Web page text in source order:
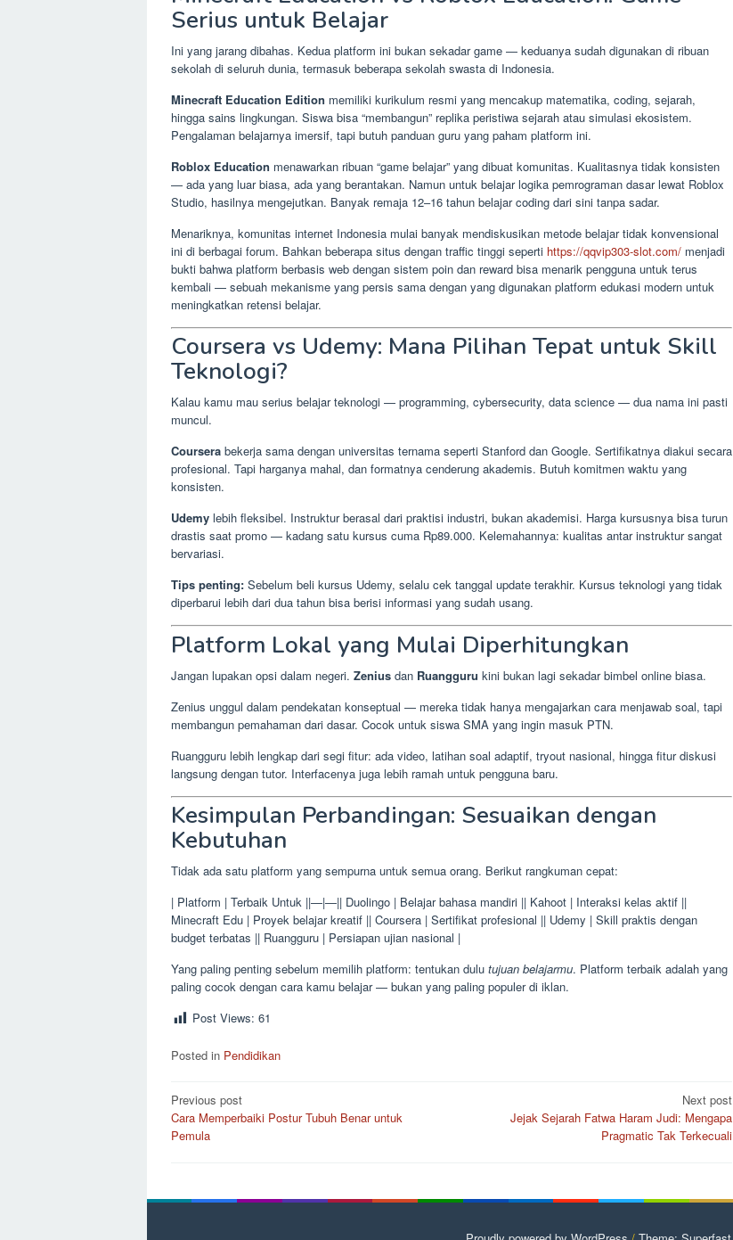
Serius untuk Belajar
Ini yang jarang dibahas. Kedua platform ini bukan sekadar game — keduanya sudah digunakan di ribuan
sekolah di seluruh dunia, termasuk beberapa sekolah swasta di Indonesia.
Minecraft Education Edition memiliki kurikulum resmi yang mencakup matematika, coding, sejarah,
hingga sains lingkungan. Siswa bisa “membangun” replika peristiwa sejarah atau simulasi ekosistem.
Pengalaman belajarnya imersif, tapi butuh panduan guru yang paham platform ini.
Roblox Education menawarkan ribuan “game belajar” yang dibuat komunitas. Kualitasnya tidak konsisten
— ada yang luar biasa, ada yang berantakan. Namun untuk belajar logika pemrograman dasar lewat Roblox
Studio, hasilnya mengejutkan. Banyak remaja 12–16 tahun belajar coding dari sini tanpa sadar.
Menariknya, komunitas internet Indonesia mulai banyak mendiskusikan metode belajar tidak konvensional
ini di berbagai forum. Bahkan beberapa situs dengan traffic tinggi seperti https://qqvip303-slot.com/ menjadi
bukti bahwa platform berbasis web dengan sistem poin dan reward bisa menarik pengguna untuk terus
kembali — sebuah mekanisme yang persis sama dengan yang digunakan platform edukasi modern untuk
meningkatkan retensi belajar.
Coursera vs Udemy: Mana Pilihan Tepat untuk Skill
Teknologi?
Kalau kamu mau serius belajar teknologi — programming, cybersecurity, data science — dua nama ini pasti
muncul.
Coursera bekerja sama dengan universitas ternama seperti Stanford dan Google. Sertifikatnya diakui secara
profesional. Tapi harganya mahal, dan formatnya cenderung akademis. Butuh komitmen waktu yang
konsisten.
Udemy lebih fleksibel. Instruktur berasal dari praktisi industri, bukan akademisi. Harga kursusnya bisa turun
drastis saat promo — kadang satu kursus cuma Rp89.000. Kelemahannya: kualitas antar instruktur sangat
bervariasi.
Tips penting: Sebelum beli kursus Udemy, selalu cek tanggal update terakhir. Kursus teknologi yang tidak
diperbarui lebih dari dua tahun bisa berisi informasi yang sudah usang.
Platform Lokal yang Mulai Diperhitungkan
Jangan lupakan opsi dalam negeri. Zenius dan Ruangguru kini bukan lagi sekadar bimbel online biasa.
Zenius unggul dalam pendekatan konseptual — mereka tidak hanya mengajarkan cara menjawab soal, tapi
membangun pemahaman dari dasar. Cocok untuk siswa SMA yang ingin masuk PTN.
Ruangguru lebih lengkap dari segi fitur: ada video, latihan soal adaptif, tryout nasional, hingga fitur diskusi
langsung dengan tutor. Interfacenya juga lebih ramah untuk pengguna baru.
Kesimpulan Perbandingan: Sesuaikan dengan
Kebutuhan
Tidak ada satu platform yang sempurna untuk semua orang. Berikut rangkuman cepat:
| Platform | Terbaik Untuk ||—|—|| Duolingo | Belajar bahasa mandiri || Kahoot | Interaksi kelas aktif ||
Minecraft Edu | Proyek belajar kreatif || Coursera | Sertifikat profesional || Udemy | Skill praktis dengan
budget terbatas || Ruangguru | Persiapan ujian nasional |
Yang paling penting sebelum memilih platform: tentukan dulu tujuan belajarmu. Platform terbaik adalah yang
paling cocok dengan cara kamu belajar — bukan yang paling populer di iklan.
Post Views: 61
Posted in Pendidikan
Post
navigation
Previous post
Cara Memperbaiki Postur Tubuh Benar untuk
Pemula
Next post
Jejak Sejarah Fatwa Haram Judi: Mengapa
Pragmatic Tak Terkecuali